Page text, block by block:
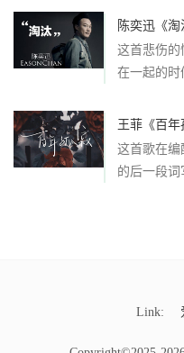
陈奕迅《
这首悲伤的
在一起的
王菲《百
这首歌在编
的后一段
Link: